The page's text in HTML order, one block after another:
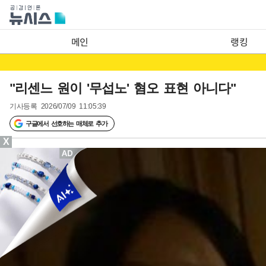
메인 랭킹
"리센느 원이 '무섭노' 혐오 표현 아니다"
기사등록 2026/07/09 11:05:39
구글에서 선호하는 매체로 추가
X